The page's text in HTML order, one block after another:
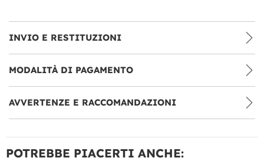
INVIO E RESTITUZIONI
MODALITÀ DI PAGAMENTO
AVVERTENZE E RACCOMANDAZIONI
POTREBBE PIACERTI ANCHE: